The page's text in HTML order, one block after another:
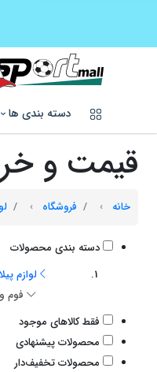
دسته بندی ها
قیمت و
خانه فروشگاه
دسته بندی محصولات
لوازم
فوم
فقط کالاهای موجود
محصولات پیشنهادی
محصولات تخفیف‌دار